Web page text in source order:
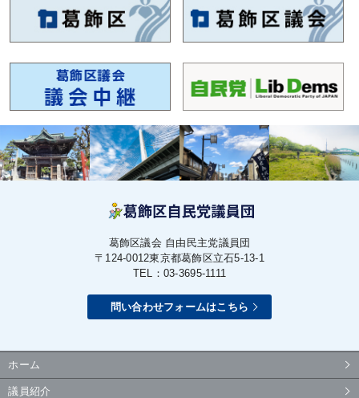
葛飾区議会 自由民主党議員団
〒124-0012東京都葛飾区立石5-13-1
TEL：03-3695-1111
問い合わせフォームはこちら
ホーム
議員紹介